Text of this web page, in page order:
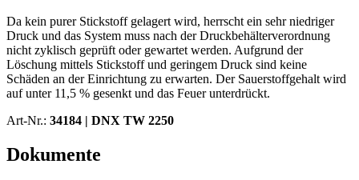
Da kein purer Stickstoff gelagert wird, herrscht ein sehr niedriger
Druck und das System muss nach der Druckbehälterverordnung
nicht zyklisch geprüft oder gewartet werden. Aufgrund der
Löschung mittels Stickstoff und geringem Druck sind keine
Schäden an der Einrichtung zu erwarten. Der Sauerstoffgehalt wird
auf unter 11,5 % gesenkt und das Feuer unterdrückt.
Art-Nr.: 34184 | DNX TW 2250
Dokumente